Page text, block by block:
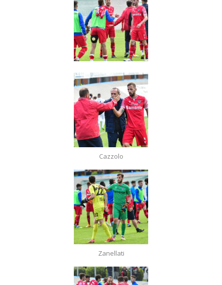
Cazzolo
Zanellati